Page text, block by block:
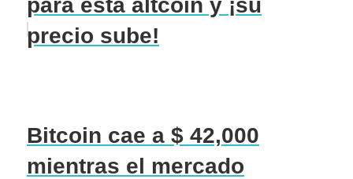
precio sube!
Bitcoin cae a $ 42,000
mientras el mercado